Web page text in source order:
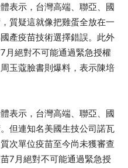
表示，台灣高端、聯亞、國
質疑這就像把雞蛋全放在一
產疫苗技術選擇錯誤。此外
月絕對不可能通過緊急授權
玉蔻臉書則爆料，表示陳培
表示，台灣高端、聯亞、國
但連知名美國生技公司諾瓦
次單位疫苗至今尚未獲審查
7月絕對不可能通過緊急授